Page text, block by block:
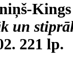
un
221 lp.